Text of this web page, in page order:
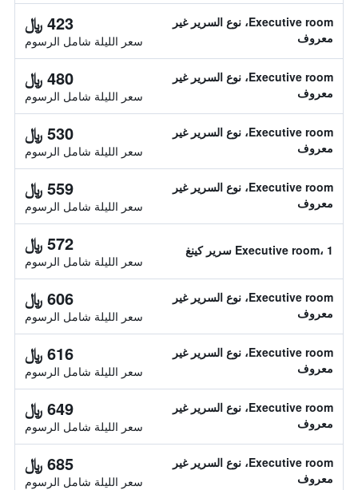
Executive room، نوع السرير غير
معروف
423 ﷼
سعر الليلة شامل الرسوم
Executive room، نوع السرير غير
معروف
480 ﷼
سعر الليلة شامل الرسوم
Executive room، نوع السرير غير
معروف
530 ﷼
سعر الليلة شامل الرسوم
Executive room، نوع السرير غير
معروف
559 ﷼
سعر الليلة شامل الرسوم
Executive room، 1 سرير كينغ 572 ﷼
سعر الليلة شامل الرسوم
Executive room، نوع السرير غير
معروف
606 ﷼
سعر الليلة شامل الرسوم
Executive room، نوع السرير غير
معروف
616 ﷼
سعر الليلة شامل الرسوم
Executive room، نوع السرير غير
معروف
649 ﷼
سعر الليلة شامل الرسوم
Executive room، نوع السرير غير
معروف
685 ﷼
سعر الليلة شامل الرسوم